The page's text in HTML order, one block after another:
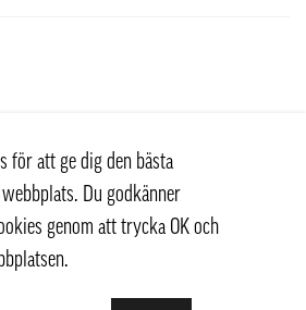
för att ge dig den bästa
Du godkänner
genom att trycka OK och